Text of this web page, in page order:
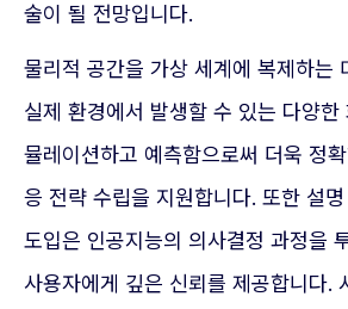
술이 될 전망입니다.
물리적 공간을 가상 세계에 복제하는
실제 환경에서 발생할 수 있는 다양한
뮬레이션하고 예측함으로써 더욱 정
응 전략 수립을 지원합니다. 또한 설
도입은 인공지능의 의사결정 과정을
사용자에게 깊은 신뢰를 제공합니다.